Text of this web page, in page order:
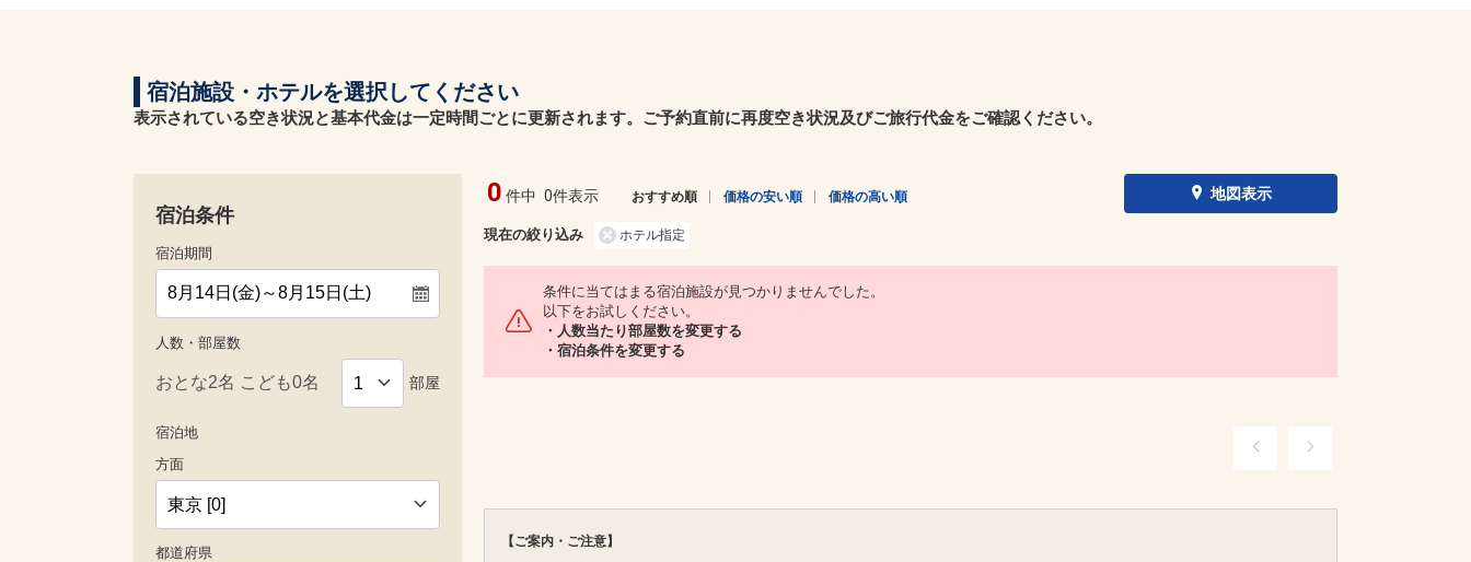
沖縄(那覇) 東京(羽田)
クラスJを利用する
908便
沖縄(那覇)
12:15
14:50
クラスJを利用する 4 +9,700円
910便
沖縄(那覇)
13:10
東京(羽田)
15:45
クラスJを利用する +31,000円
58便
14:50
宿泊施設・ホテルを選択してください
表示されている空き状況と基本代金は一定時間ごとに更新されます。ご予約直前に再度空き状況及びご旅行代金をご確認ください。
宿泊条件
宿泊期間
人数・部屋数
部屋
宿泊地
方面
都道府県
地図表示
現在の絞り込み ホテル指定
0 件中 0件表示 おすすめ順 価格の安い順 価格の高い順
条件に当てはまる宿泊施設が見つかりませんでした。
以下をお試しください。
・人数当たり部屋数を変更する
・宿泊条件を変更する
【ご案内・ご注意】